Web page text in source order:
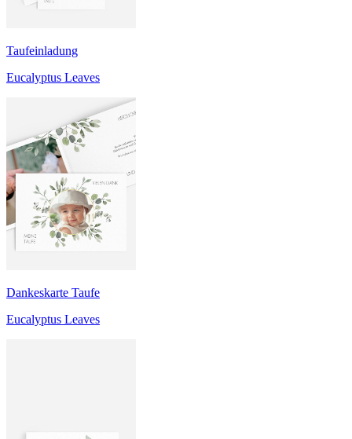
Taufeinladung
Eucalyptus Leaves
Dankeskarte Taufe
Eucalyptus Leaves